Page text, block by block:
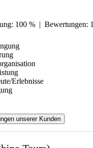
100 % | Bewertungen: 1
Erlebnisse
unserer Kunden